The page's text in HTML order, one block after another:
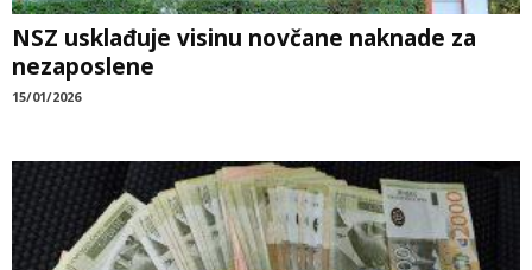
NSZ usklađuje visinu novčane naknade za
nezaposlene
15/01/2026